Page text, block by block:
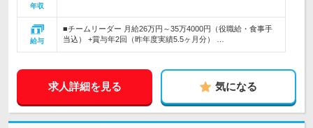
年収
給与
■チームリーダー 月給26万円～35万4000円（役職給・食事手
当込） +賞与年2回（昨年度実績5.5ヶ月分） …
求人詳細を見る 気になる